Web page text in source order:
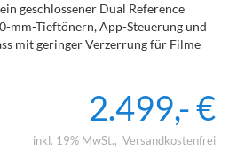
geschlossener Dual Reference
mm-Tieftönern, App-Steuerung und
mit geringer Verzerrung für Filme
2.499,- €
inkl. 19% MwSt. Versandkostenfrei